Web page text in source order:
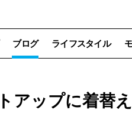
ブログ ライフスタイル
アップに着替え